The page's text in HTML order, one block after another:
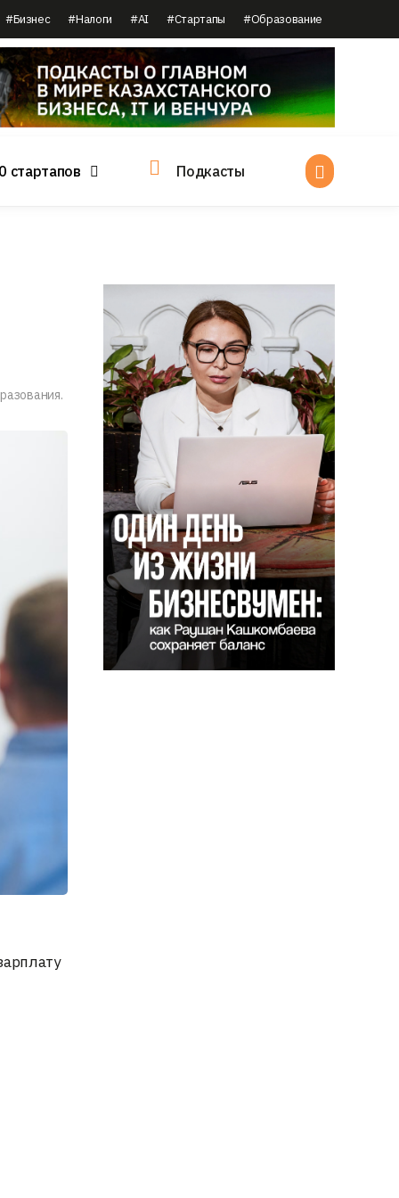
#Бизнес #Налоги #AI #Стартапы #Образование
стартапов Подкасты